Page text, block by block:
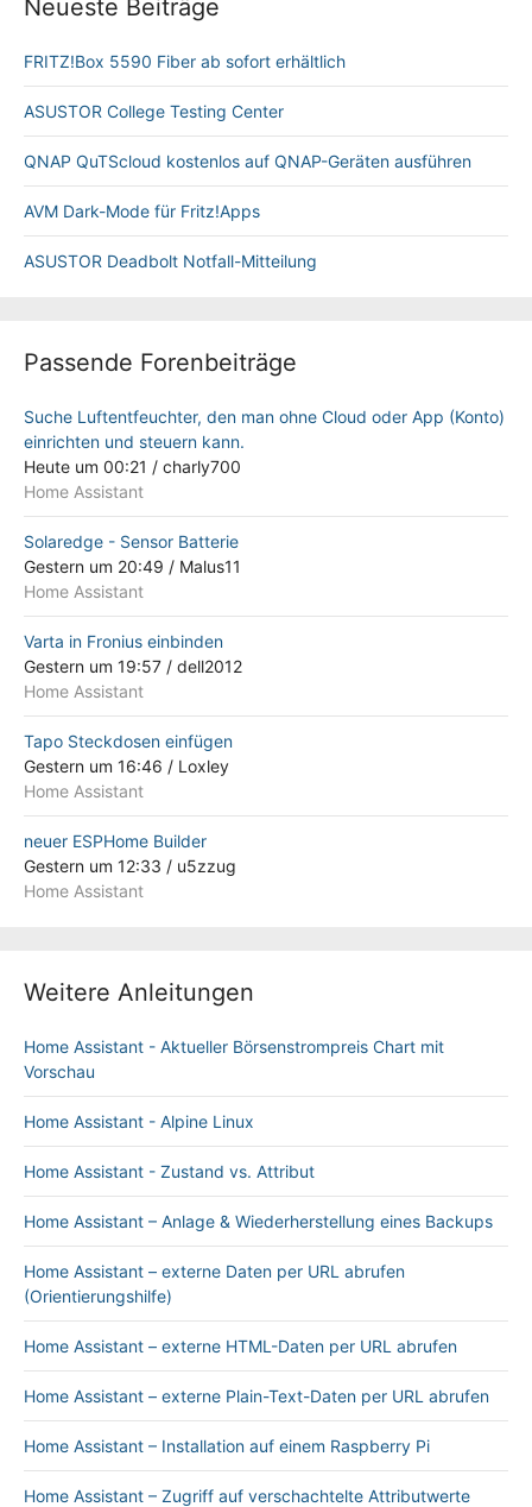
Neueste Beiträge
FRITZ!Box 5590 Fiber ab sofort erhältlich
ASUSTOR College Testing Center
QNAP QuTScloud kostenlos auf QNAP-Geräten ausführen
AVM Dark-Mode für Fritz!Apps
ASUSTOR Deadbolt Notfall-Mitteilung
Passende Forenbeiträge
Suche Luftentfeuchter, den man ohne Cloud oder App (Konto)
einrichten und steuern kann.
Heute um 00:21 / charly700
Home Assistant
Solaredge - Sensor Batterie
Gestern um 20:49 / Malus11
Home Assistant
Varta in Fronius einbinden
Gestern um 19:57 / dell2012
Home Assistant
Tapo Steckdosen einfügen
Gestern um 16:46 / Loxley
Home Assistant
neuer ESPHome Builder
Gestern um 12:33 / u5zzug
Home Assistant
Weitere Anleitungen
Home Assistant - Aktueller Börsenstrompreis Chart mit
Vorschau
Home Assistant - Alpine Linux
Home Assistant - Zustand vs. Attribut
Home Assistant – Anlage & Wiederherstellung eines Backups
Home Assistant – externe Daten per URL abrufen
(Orientierungshilfe)
Home Assistant – externe HTML-Daten per URL abrufen
Home Assistant – externe Plain-Text-Daten per URL abrufen
Home Assistant – Installation auf einem Raspberry Pi
Home Assistant – Zugriff auf verschachtelte Attributwerte